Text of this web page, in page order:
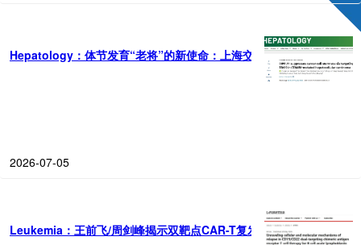
Hepatology：体节发育“老将”的新使命：上海交通大学沈柏用等团队
2026-07-05
Leukemia：王前飞/周剑峰揭示双靶点CAR-T复发机制，功能不足与